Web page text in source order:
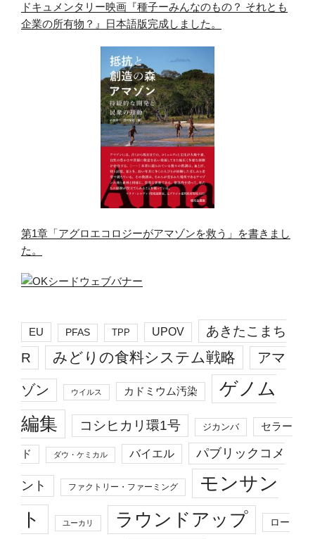
ドキュメンタリー映画『種子ーみんなのもの？ それとも
企業の所有物？』日本語版完成しました。
第1章「アグロエコロジーがアマゾンを救う」を書きまし
た。
EU PFAS TPP UPOV
あきたこまち
R
みどりの食料システム戦略 アマ
ゾン ウイルス カドミウム汚染
ゲノム
編集
コシヒカリ環1号 ジカンバ セラー
ド ダウ・ケミカル バイエル パブリックコメ
ント ファクトリー・ファーミング
モンサン
ト
ユーカリ ラウンドアップ ロー